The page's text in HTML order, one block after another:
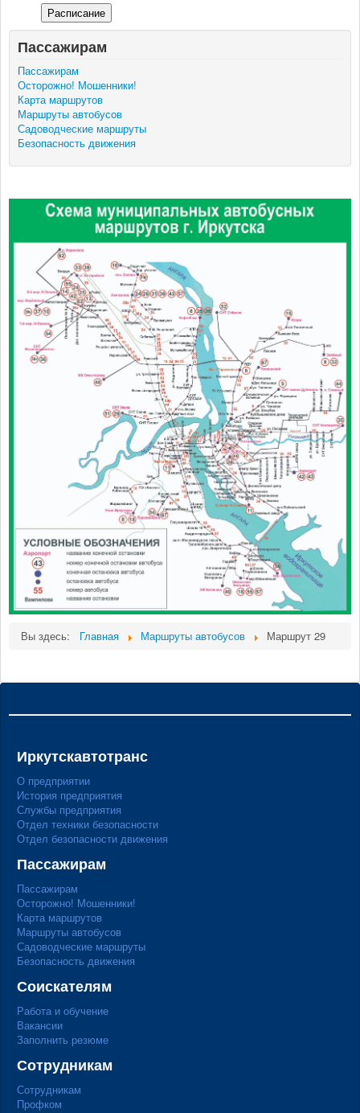
Пассажирам
Пассажирам
Осторожно! Мошенники!
Карта маршрутов
Маршруты автобусов
Садоводческие маршруты
Безопасность движения
Вы здесь: Главная Маршруты автобусов Маршрут 29
Иркутскавтотранс
О предприятии
История предприятия
Службы предприятия
Отдел техники безопасности
Отдел безопасности движения
Пассажирам
Пассажирам
Осторожно! Мошенники!
Карта маршрутов
Маршруты автобусов
Садоводческие маршруты
Безопасность движения
Соискателям
Работа и обучение
Вакансии
Заполнить резюме
Сотрудникам
Сотрудникам
Профком